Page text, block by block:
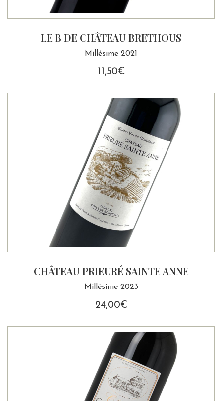
LE B DE CHÂTEAU BRETHOUS
Millésime 2021
11,50€
CHÂTEAU PRIEURÉ SAINTE ANNE
Millésime 2023
24,00€